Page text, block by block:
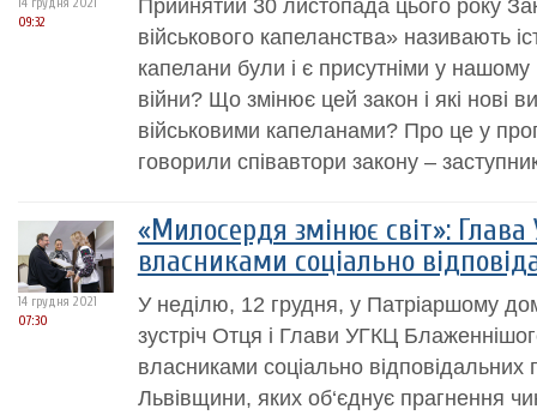
09:32
Прийнятий 30 листопада цього року
військового капеланства» називають
капелани були і є присутніми у нашому
війни? Що змінює цей закон і які нові
військовими капеланами? Про це у
говорили співавтори закону –
14 грудня 2021
07:30
«Милосердя змінює світ»: Глава
власниками соціально
У неділю, 12 грудня, у Патріаршому
зустріч Отця і Глави УГКЦ
власниками соціально відповідальних
Львівщини, яких об‘єднує прагнення